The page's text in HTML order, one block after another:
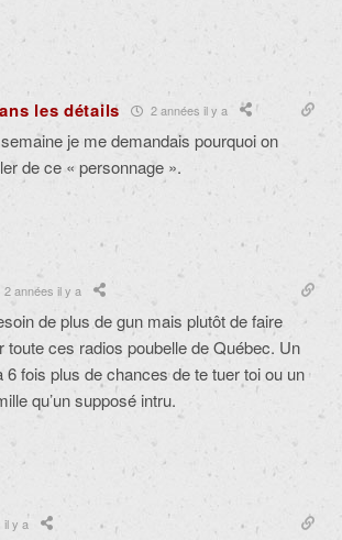
les détails 2 années il y a
je me demandais pourquoi on
de ce « personnage ».
2 années il y a
de plus de gun mais plutôt de faire
toute ces radios poubelle de Québec. Un
6 fois plus de chances de te tuer toi ou un
qu’un supposé intru.
il y a